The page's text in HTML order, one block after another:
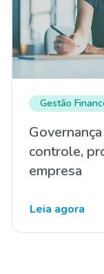
Gestão
controle,
empresa
Leia agora